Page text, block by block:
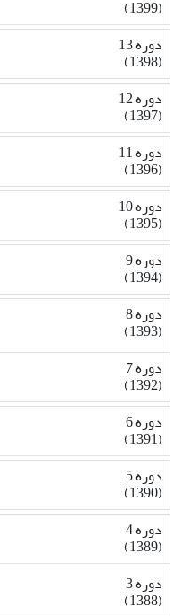
(1399)
دوره 13
(1398)
دوره 12
(1397)
دوره 11
(1396)
دوره 10
(1395)
دوره 9
(1394)
دوره 8
(1393)
دوره 7
(1392)
دوره 6
(1391)
دوره 5
(1390)
دوره 4
(1389)
دوره 3
(1388)